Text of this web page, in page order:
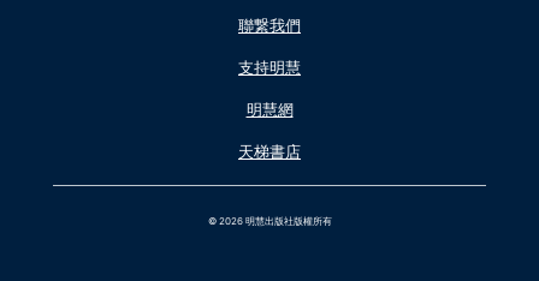
聯繋我們
支持明慧
明慧網
天梯書店
© 2026 明慧出版社版權所有